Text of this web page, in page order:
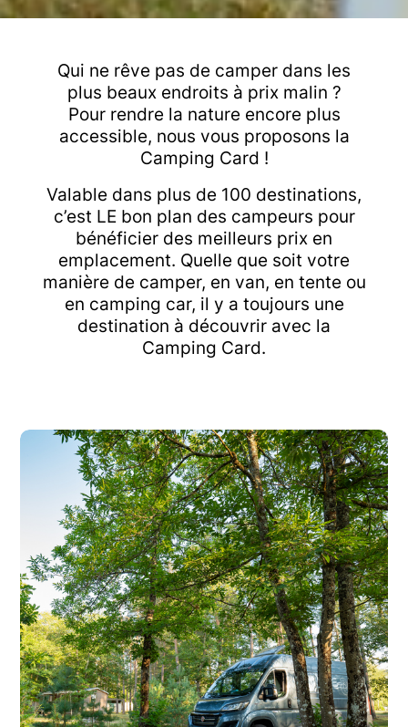
Qui ne rêve pas de camper dans les
plus beaux endroits à prix malin ?
Pour rendre la nature encore plus
accessible, nous vous proposons la
Camping Card !
Valable dans plus de 100 destinations,
c’est LE bon plan des campeurs pour
bénéficier des meilleurs prix en
emplacement. Quelle que soit votre
manière de camper, en van, en tente ou
en camping car, il y a toujours une
destination à découvrir avec la
Camping Card.